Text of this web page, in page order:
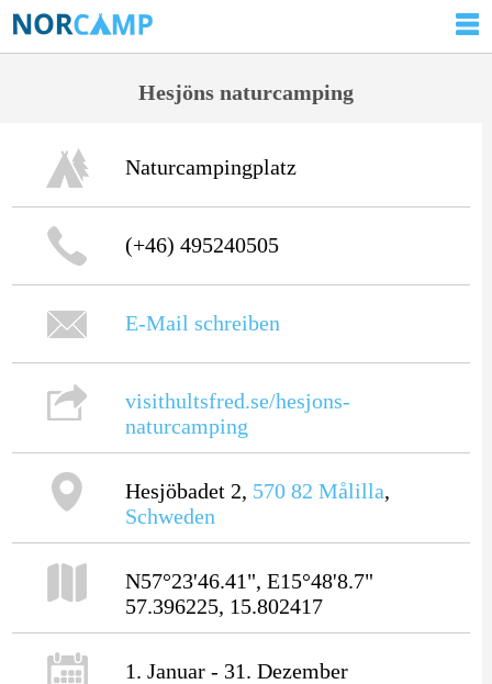
Hesjöns naturcamping
Naturcampingplatz
(+46) 495240505
E-Mail schreiben
visithultsfred.se/hesjons-
naturcamping
Hesjöbadet 2, 570 82 Målilla,
Schweden
N57°23'46.41", E15°48'8.7"
57.396225, 15.802417
1. Januar - 31. Dezember